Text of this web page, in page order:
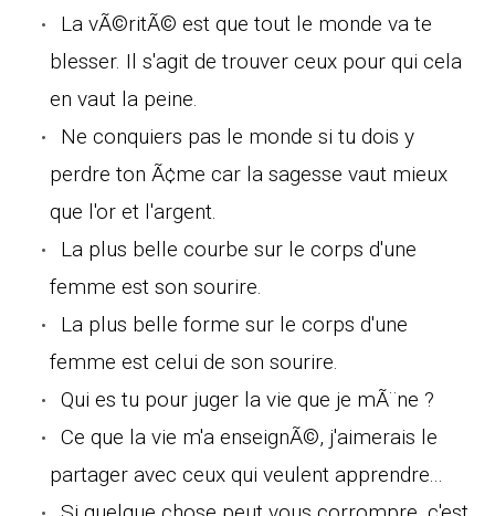
La vÃ©ritÃ© est que tout le monde va te
blesser. Il s'agit de trouver ceux pour qui cela
en vaut la peine.
Ne conquiers pas le monde si tu dois y
perdre ton Ã¢me car la sagesse vaut mieux
que l'or et l'argent.
La plus belle courbe sur le corps d'une
femme est son sourire.
La plus belle forme sur le corps d'une
femme est celui de son sourire.
Qui es tu pour juger la vie que je mÃ¨ne ?
Ce que la vie m'a enseignÃ©, j'aimerais le
partager avec ceux qui veulent apprendre...